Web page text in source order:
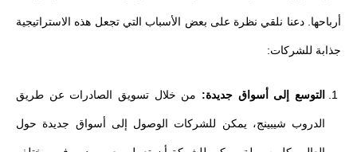
أرباحها. دعنا نلقي نظرة على بعض الأسباب التي تجعل هذه الاستراتيجية
جذابة للشركات:
التوسع إلى أسواق جديدة: من خلال تسويق الصادرات عن طريق
الدروب شيبينج، يمكن للشركات الوصول إلى أسواق جديدة حول